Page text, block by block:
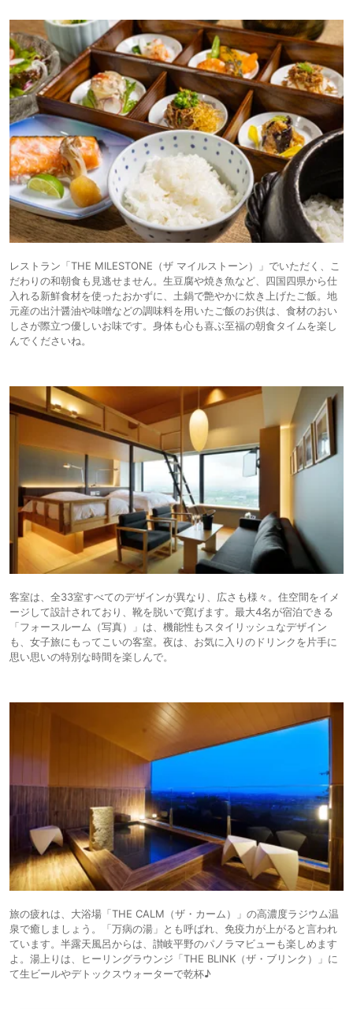
レストラン「THE MILESTONE（ザ マイルストーン）」でいただく、こ
だわりの和朝食も見逃せません。生豆腐や焼き魚など、四国四県から仕
入れる新鮮食材を使ったおかずに、土鍋で艶やかに炊き上げたご飯。地
元産の出汁醤油や味噌などの調味料を用いたご飯のお供は、食材のおい
しさが際立つ優しいお味です。身体も心も喜ぶ至福の朝食タイムを楽し
んでくださいね。
客室は、全33室すべてのデザインが異なり、広さも様々。住空間をイメ
ージして設計されており、靴を脱いで寛げます。最大4名が宿泊できる
「フォースルーム（写真）」は、機能性もスタイリッシュなデザイン
も、女子旅にもってこいの客室。夜は、お気に入りのドリンクを片手に
思い思いの特別な時間を楽しんで。
旅の疲れは、大浴場「THE CALM（ザ・カーム）」の高濃度ラジウム温
泉で癒しましょう。「万病の湯」とも呼ばれ、免疫力が上がると言われ
ています。半露天風呂からは、讃岐平野のパノラマビューも楽しめます
よ。湯上りは、ヒーリングラウンジ「THE BLINK（ザ・ブリンク）」に
て生ビールやデトックスウォーターで乾杯♪